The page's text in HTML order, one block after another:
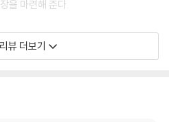
운 모습에도 불구하고 그동안의 시행착
좋은 모델도 많이 나오고 있다는 것
좋은 텍스트로 올바른 질문과 토론의
살리고 있습니다.
을 마련해 준다.
수 있는 가이드 제시
떻게 대화를 이끌어 가고, 어떤 질문을
뷰 더보기